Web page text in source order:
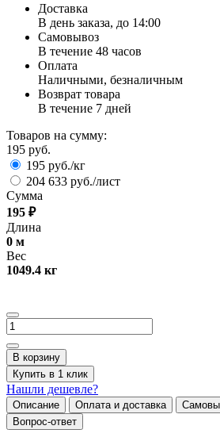
Доставка
В день заказа, до 14:00
Самовывоз
В течение 48 часов
Оплата
Наличными, безналичным
Возврат товара
В течение 7 дней
Товаров на сумму:
195 руб.
195 руб./кг
204 633 руб./лист
Сумма
195 ₽
Длина
0 м
Вес
1049.4 кг
В корзину
Купить в 1 клик
Нашли дешевле?
Описание Оплата и доставка
Вопрос-ответ